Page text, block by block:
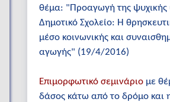
θέμα: "Προαγωγή της ψυχικής
Δημοτικό Σχολείο: Η
μέσο κοινωνικής και
αγωγής" (19/4/2016)
Επιμορφωτικό σεμινάριο με
δάσος κάτω από το δρόμο και